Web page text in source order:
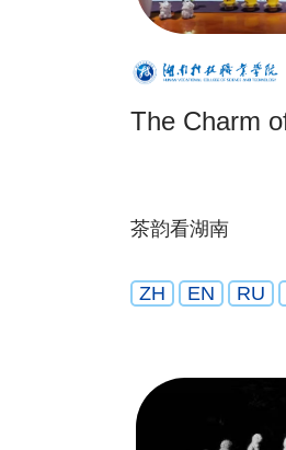
The Charm
茶韵看湖南
ZH EN RU